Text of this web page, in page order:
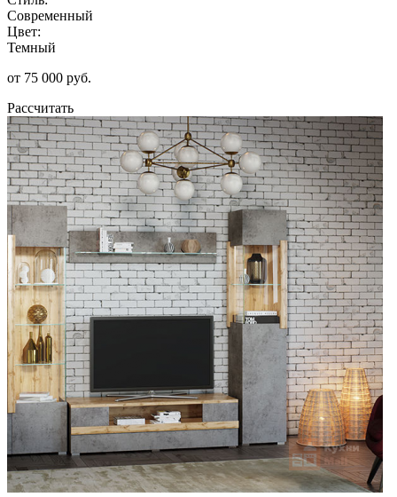
Современный
Цвет:
Темный
от 75 000 руб.
Рассчитать